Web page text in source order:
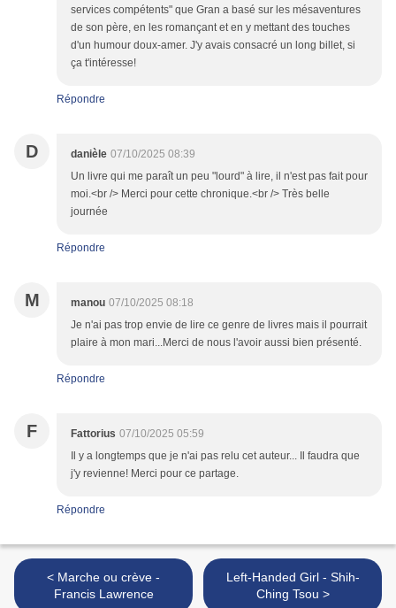
services compétents" que Gran a basé sur les mésaventures
de son père, en les romançant et en y mettant des touches
d'un humour doux-amer. J'y avais consacré un long billet, si
ça t'intéresse!
Répondre
D danièle 07/10/2025 08:39
Un livre qui me paraît un peu "lourd" à lire, il n'est pas fait pour
moi.<br /> Merci pour cette chronique.<br /> Très belle
journée
Répondre
M manou 07/10/2025 08:18
Je n'ai pas trop envie de lire ce genre de livres mais il pourrait
plaire à mon mari...Merci de nous l'avoir aussi bien présenté.
Répondre
F Fattorius 07/10/2025 05:59
Il y a longtemps que je n'ai pas relu cet auteur... Il faudra que
j'y revienne! Merci pour ce partage.
Répondre
< Marche ou crève -
Francis Lawrence
Left-Handed Girl - Shih-
Ching Tsou >